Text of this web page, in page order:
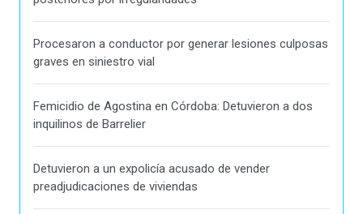
Procesaron a conductor por generar lesiones culposas
graves en siniestro vial
Femicidio de Agostina en Córdoba: Detuvieron a dos
inquilinos de Barrelier
Detuvieron a un expolicía acusado de vender
preadjudicaciones de viviendas